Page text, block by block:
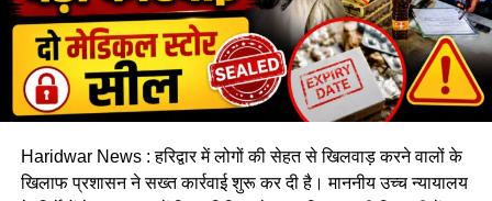
Haridwar News : हरिद्वार में लोगों की सेहत से खिलवाड़ करने वालों के
खिलाफ प्रशासन ने सख्त कार्रवाई शुरू कर दी है। माननीय उच्च न्यायालय